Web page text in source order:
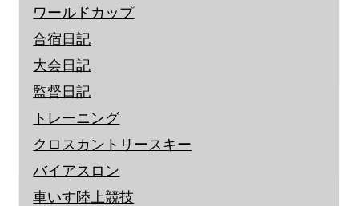
ワールドカップ
合宿日記
大会日記
監督日記
トレーニング
クロスカントリースキー
バイアスロン
車いす陸上競技